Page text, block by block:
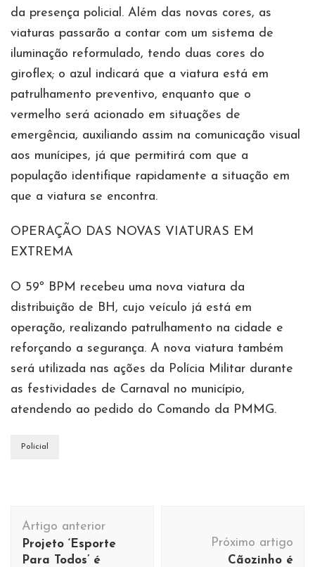
da presença policial. Além das novas cores, as
viaturas passarão a contar com um sistema de
iluminação reformulado, tendo duas cores do
giroflex; o azul indicará que a viatura está em
patrulhamento preventivo, enquanto que o
vermelho será acionado em situações de
emergência, auxiliando assim na comunicação visual
aos munícipes, já que permitirá com que a
população identifique rapidamente a situação em
que a viatura se encontra.
OPERAÇÃO DAS NOVAS VIATURAS EM
EXTREMA
O 59º BPM recebeu uma nova viatura da
distribuição de BH, cujo veículo já está em
operação, realizando patrulhamento na cidade e
reforçando a segurança. A nova viatura também
será utilizada nas ações da Polícia Militar durante
as festividades de Carnaval no município,
atendendo ao pedido do Comando da PMMG.
Policial
Navegação
de
post
Artigo anterior
Projeto ‘Esporte
Para Todos’ é
Próximo artigo
Cãozinho é